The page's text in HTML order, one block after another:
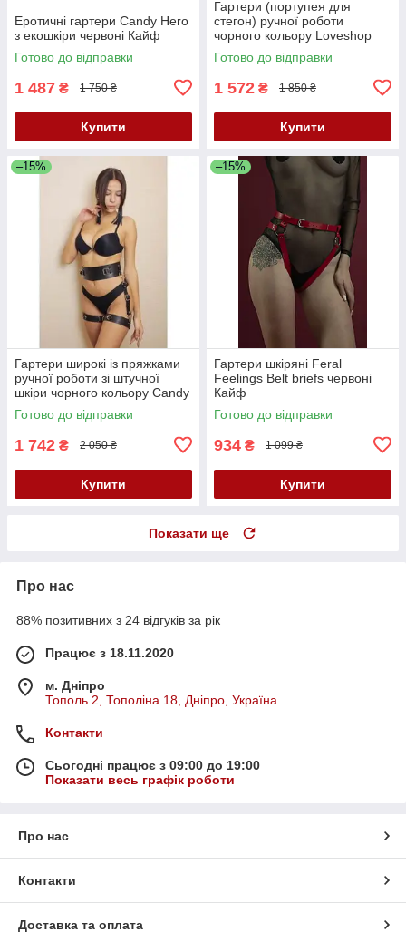
Еротичні гартери Candy Hero
з екошкіри червоні Кайф
Готово до відправки
1 487 ₴ 1 750 ₴
Купити
Гартери (портупея для
стегон) ручної роботи
чорного кольору Loveshop
модель G 7 1 Кайф
Готово до відправки
1 572 ₴ 1 850 ₴
Купити
–15%
Гартери широкі із пряжками
ручної роботи зі штучної
шкіри чорного кольору Candy
Hero G4 1 розмір One Size
Кайф
Готово до відправки
1 742 ₴ 2 050 ₴
Купити
–15%
Гартери шкіряні Feral
Feelings Belt briefs червоні
Кайф
Готово до відправки
934 ₴ 1 099 ₴
Купити
Показати ще
Про нас
88% позитивних з 24 відгуків за рік
Працює з 18.11.2020
м. Дніпро
Тополь 2, Тополіна 18, Дніпро, Україна
Контакти
Сьогодні працює з 09:00 до 19:00
Показати весь графік роботи
Про нас
Контакти
Доставка та оплата